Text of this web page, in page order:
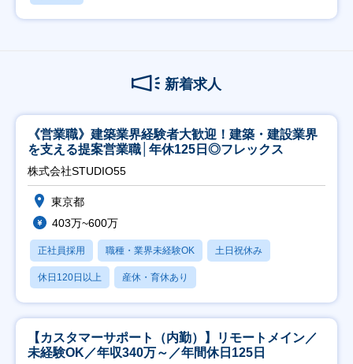
新着求人
《営業職》建築業界経験者大歓迎！建築・建設業界
を支える提案営業職│年休125日◎フレックス
株式会社STUDIO55
東京都
403万~600万
正社員採用 職種・業界未経験OK 土日祝休み
休日120日以上 産休・育休あり
【カスタマーサポート（内勤）】リモートメイン／
未経験OK／年収340万～／年間休日125日